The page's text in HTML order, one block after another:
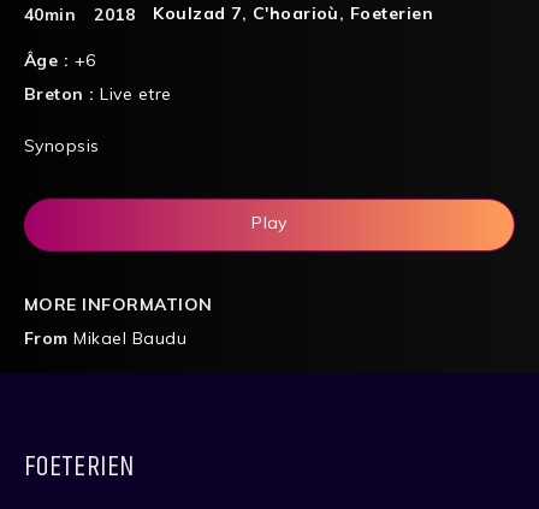
40min 2018 Koulzad 7, C'hoarioù, Foeterien
Âge : +6
Breton :Live etre
Synopsis
Play
MORE INFORMATION
From Mikael Baudu
FOETERIEN